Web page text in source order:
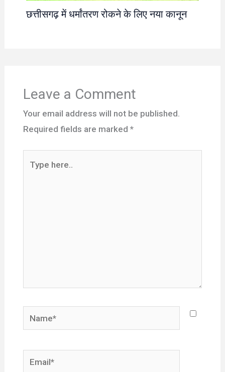
छत्तीसगढ़ में धर्मांतरण रोकने के लिए नया कानून
Leave a Comment
Your email address will not be published.
Required fields are marked *
here..
Name*
Email*